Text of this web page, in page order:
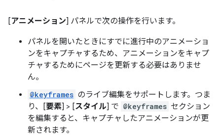
[アニメーション] パネルで次の操作を行います。
パネルを開いたときにすでに進行中のアニメーショ
ンをキャプチャするため、アニメーションをキャプ
チャするためにページを更新する必要はありませ
ん。
@keyframes のライブ編集をサポートします。つま
り、[要素] > [スタイル] で @keyframes セクション
を編集すると、キャプチャしたアニメーションが更
新されます。